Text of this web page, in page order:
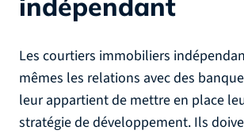
indépendant
Les courtiers immobiliers
mêmes les relations avec des
leur appartient de mettre en place
stratégie de développement. Ils